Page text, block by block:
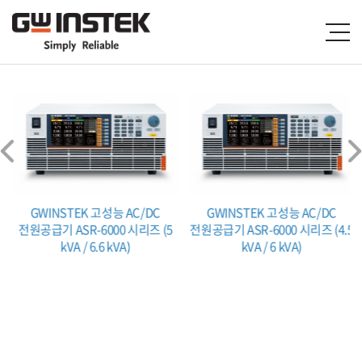
GWINSTEK 고성능 AC/DC
전원공급기 ASR-6000 시리즈 (5
kVA / 6.6 kVA)
GWINSTEK 고성능 AC/DC
전원공급기 ASR-6000 시리즈 (4.5
kVA / 6 kVA)